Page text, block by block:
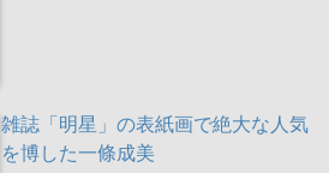
雑誌「明星」の表紙画で絶大な人気
を博した一條成美